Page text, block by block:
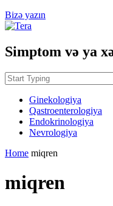
Bizə yazın
Simptom və ya
Ginekologiya
Qastroenterologiya
Endokrinologiya
Nevrologiya
Home miqren
miqren